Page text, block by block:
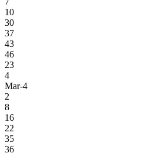
10
30
37
43
46
23
4
Mar-4
2
8
16
22
35
36